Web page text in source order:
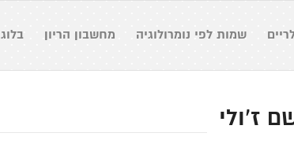
שמות לפי נומרולוגיה מחשבון הריון בלוג
ז’ולי